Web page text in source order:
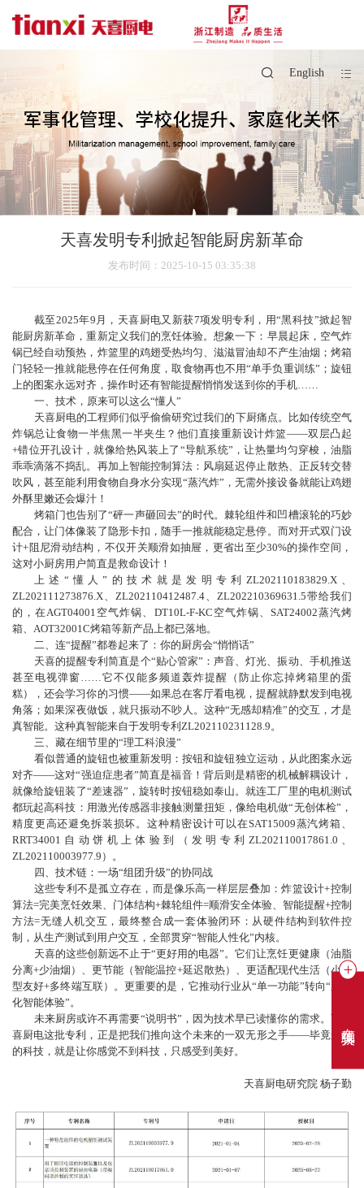
English
天喜发明专利掀起智能厨房新革命
发布时间 ：2025-10-15 03:35:38
截至2025年9月，天喜厨电又新获7项发明专利，用“黑科技”掀起智
能厨房新革命，重新定义我们的烹饪体验。想象一下：早晨起床，空气炸
锅已经自动预热，炸篮里的鸡翅受热均匀、滋滋冒油却不产生油烟；烤箱
门轻轻一推就能悬停在任何角度，取食物再也不用“单手负重训练”；旋钮
上的图案永远对齐，操作时还有智能提醒悄悄发送到你的手机……
一、技术，原来可以这么“懂人”
天喜厨电的工程师们似乎偷偷研究过我们的下厨痛点。比如传统空气
炸锅总让食物一半焦黑一半夹生？他们直接重新设计炸篮——双层凸起
+错位开孔设计，就像给热风装上了“导航系统”，让热量均匀穿梭，油脂
乖乖滴落不捣乱。再加上智能控制算法：风扇延迟停止散热、正反转交替
吹风，甚至能利用食物自身水分实现“蒸汽炸”，无需外接设备就能让鸡翅
外酥里嫩还会爆汁！
烤箱门也告别了“砰一声砸回去”的时代。棘轮组件和凹槽滚轮的巧妙
配合，让门体像装了隐形卡扣，随手一推就能稳定悬停。而对开式双门设
计+阻尼滑动结构，不仅开关顺滑如抽屉，更省出至少30%的操作空间，
这对小厨房用户简直是救命设计！
上述“懂人”的技术就是发明专利ZL202110183829.X、
ZL202111273876.X、ZL202110412487.4、ZL202210369631.5带给我们
的，在AGT04001空气炸锅、DT10L-F-KC空气炸锅、SAT24002蒸汽烤
箱、AOT32001C烤箱等新产品上都已落地。
二、连“提醒”都卷起来了：你的厨房会“悄悄话”
天喜的提醒专利简直是个“贴心管家”：声音、灯光、振动、手机推送
甚至电视弹窗……它不仅能多频道轰炸提醒（防止你忘掉烤箱里的蛋
糕），还会学习你的习惯——如果总在客厅看电视，提醒就静默发到电视
角落；如果深夜做饭，就只振动不吵人。这种“无感却精准”的交互，才是
真智能。这种真智能来自于发明专利ZL202110231128.9。
三、藏在细节里的“理工科浪漫”
看似普通的旋钮也被重新发明：按钮和旋钮独立运动，从此图案永远
对齐——这对“强迫症患者”简直是福音！背后则是精密的机械解耦设计，
就像给旋钮装了“差速器”，旋转时按钮稳如泰山。就连工厂里的电机测试
都玩起高科技：用激光传感器非接触测量扭矩，像给电机做“无创体检”，
精度更高还避免拆装损坏。这种精密设计可以在SAT15009蒸汽烤箱、
RRT34001自动饼机上体验到（发明专利ZL202110017861.0、
ZL202110003977.9）。
四、技术链：一场“组团升级”的协同战
这些专利不是孤立存在，而是像乐高一样层层叠加：炸篮设计+控制
算法=完美烹饪效果、门体结构+棘轮组件=顺滑安全体验、智能提醒+控制
方法=无缝人机交互，最终整合成一套体验闭环：从硬件结构到软件控
制，从生产测试到用户交互，全部贯穿“智能人性化”内核。
天喜的这些创新远不止于“更好用的电器”。它们让烹饪更健康（油脂
分离+少油烟）、更节能（智能温控+延迟散热）、更适配现代生活（小户
型友好+多终端互联）。更重要的是，它推动行业从“单一功能”转向“系统
化智能体验”。
未来厨房或许不再需要“说明书”，因为技术早已读懂你的需求。而天
喜厨电这批专利，正是把我们推向这个未来的一双无形之手——毕竟最好
的科技，就是让你感觉不到科技，只感受到美好。
天喜厨电研究院 杨子勤